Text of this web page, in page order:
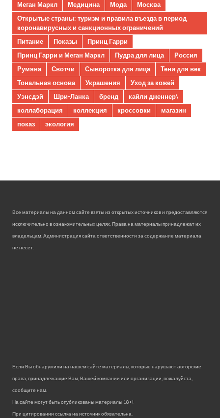
Меган Маркл
Медицина Мода
Москва
Открытые страны: туризм и правила въезда в период
коронавирусных и санкционных ограничений
Питание
Показы
Принц Гарри
Принц Гарри и Меган Маркл
Пудра для лица
Россия
Румяна
Свотчи Сыворотка для лица
Тени для век
Тональная основа
Украшения
Уход за кожей
Уэнсдэй
Шри-Ланка бренд
кайли дженнер\
коллаборация
коллекция кроссовки
магазин
показ
экология
Все материалы на данном сайте взяты из открытых источников и предоставляются
исключительно в ознакомительных целях. Права на материалы принадлежат их
владельцам. Администрация сайта ответственности за содержание материала
не несет.
Если Вы обнаружили на нашем сайте материалы, которые нарушают авторские
права, принадлежащие Вам, Вашей компании или организации, пожалуйста,
сообщите нам.
На сайте могут быть опубликованы материалы 18+!
При цитировании ссылка на источник обязательна.